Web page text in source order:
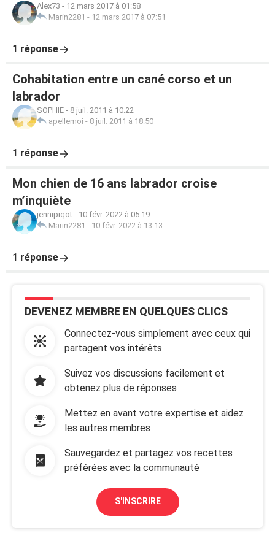
Alex73 - 12 mars 2017 à 01:58
Marin2281 - 12 mars 2017 à 07:51
1 réponse
Cohabitation entre un cané corso et un
labrador
SOPHIE - 8 juil. 2011 à 10:22
apellemoi - 8 juil. 2011 à 18:50
1 réponse
Mon chien de 16 ans labrador croise
m’inquiète
jennipiqot - 10 févr. 2022 à 05:19
Marin2281 - 10 févr. 2022 à 13:13
1 réponse
DEVENEZ MEMBRE EN QUELQUES CLICS
Connectez-vous simplement avec ceux qui
partagent vos intérêts
Suivez vos discussions facilement et
obtenez plus de réponses
Mettez en avant votre expertise et aidez
les autres membres
Sauvegardez et partagez vos recettes
préférées avec la communauté
S'INSCRIRE